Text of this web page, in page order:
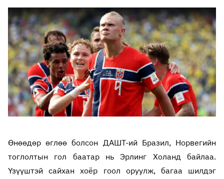
Өнөөдөр өглөө болсон ДАШТ-ий Бразил, Норвегийн
тоглолтын гол баатар нь Эрлинг Холанд байлаа.
Үзүүштэй сайхан хоёр гоол оруулж, багаа шилдэг